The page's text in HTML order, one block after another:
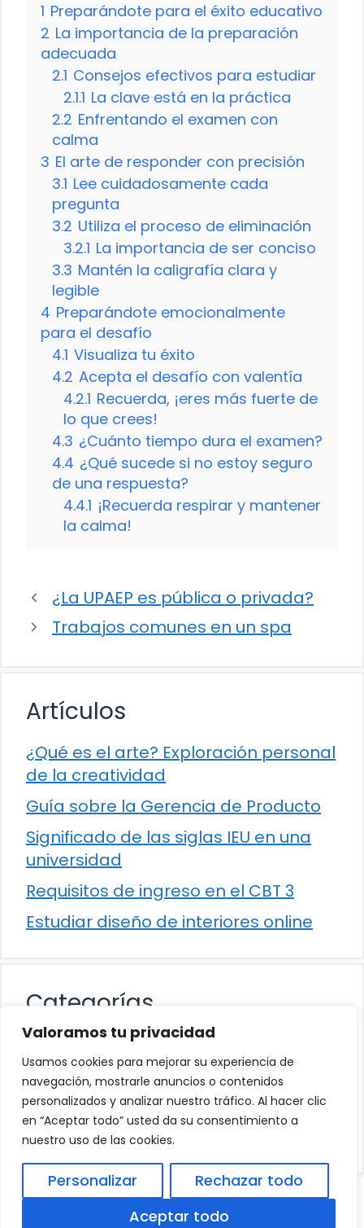
Valoramos tu privacidad
Usamos cookies para mejorar su experiencia de
navegación, mostrarle anuncios o contenidos
personalizados y analizar nuestro tráfico. Al hacer clic
en “Aceptar todo” usted da su consentimiento a
nuestro uso de las cookies.
Personalizar
Rechazar todo
Aceptar todo
1 Preparándote para el éxito educativo
2 La importancia de la preparación
adecuada
2.1 Consejos efectivos para estudiar
2.1.1 La clave está en la práctica
2.2 Enfrentando el examen con
calma
3 El arte de responder con precisión
3.1 Lee cuidadosamente cada
pregunta
3.2 Utiliza el proceso de eliminación
3.2.1 La importancia de ser conciso
3.3 Mantén la caligrafía clara y
legible
4 Preparándote emocionalmente
para el desafío
4.1 Visualiza tu éxito
4.2 Acepta el desafío con valentía
4.2.1 Recuerda, ¡eres más fuerte de
lo que crees!
4.3 ¿Cuánto tiempo dura el examen?
4.4 ¿Qué sucede si no estoy seguro
de una respuesta?
4.4.1 ¡Recuerda respirar y mantener
la calma!
¿La UPAEP es pública o privada?
Trabajos comunes en un spa
Artículos
¿Qué es el arte? Exploración personal
de la creatividad
Guía sobre la Gerencia de Producto
Significado de las siglas IEU en una
universidad
Requisitos de ingreso en el CBT 3
Estudiar diseño de interiores online
Categorías
Cultura
Educación
Eventos
Trabajo
Política de Privacidad Aviso Legal|